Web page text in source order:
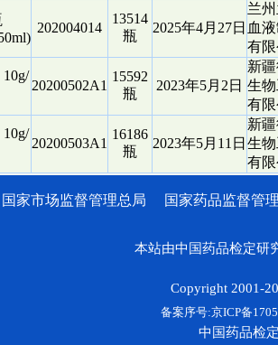
202004014
13514
瓶
2025年4月27日
兰
血
有
10g/
20200502A1
15592
瓶
2023年5月2日
新
生
有
10g/
20200503A1
16186
瓶
2023年5月11日
新
生
有
国家市场监督管理总局 国家药品监督管
本站由中国药品检定研
Copyright 2001-
备案序号:京ICP备
中国药品检